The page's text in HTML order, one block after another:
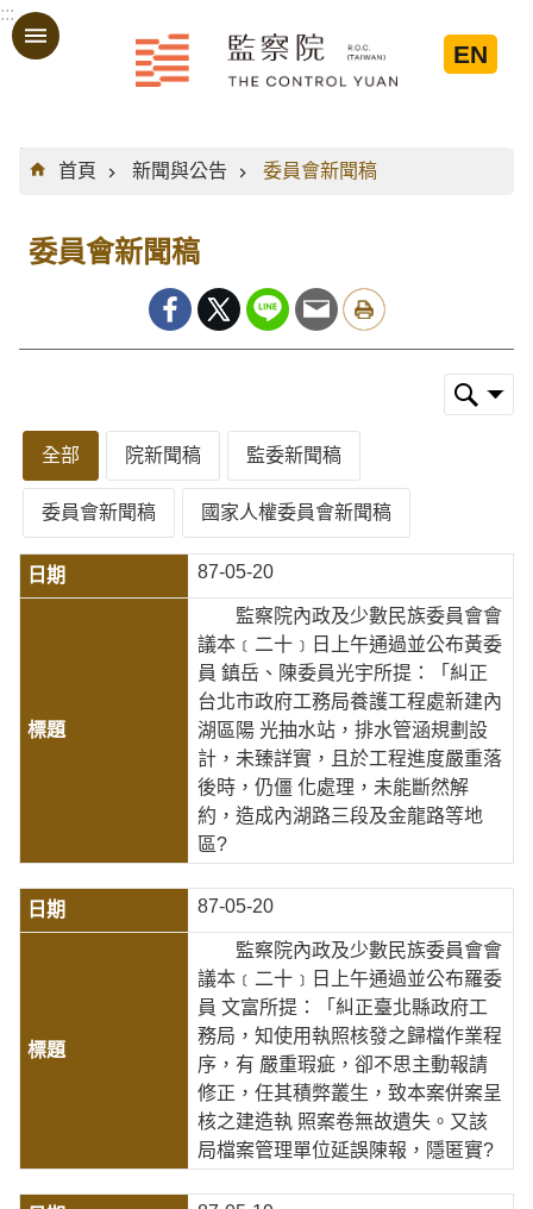
跳到主要內容區塊
:::
EN
:::
首頁
新聞與公告 委員會新聞稿
委員會新聞稿
全部 院新聞稿 監委新聞稿
委員會新聞稿 國家人權委員會新聞稿
87-05-20
監察院內政及少數民族委員會會
議本﹝二十﹞日上午通過並公布黃委
員 鎮岳、陳委員光宇所提：「糾正
台北市政府工務局養護工程處新建內
湖區陽 光抽水站，排水管涵規劃設
計，未臻詳實，且於工程進度嚴重落
後時，仍僵 化處理，未能斷然解
約，造成內湖路三段及金龍路等地
區?
87-05-20
監察院內政及少數民族委員會會
議本﹝二十﹞日上午通過並公布羅委
員 文富所提：「糾正臺北縣政府工
務局，知使用執照核發之歸檔作業程
序，有 嚴重瑕疵，卻不思主動報請
修正，任其積弊叢生，致本案併案呈
核之建造執 照案卷無故遺失。又該
局檔案管理單位延誤陳報，隱匿實?